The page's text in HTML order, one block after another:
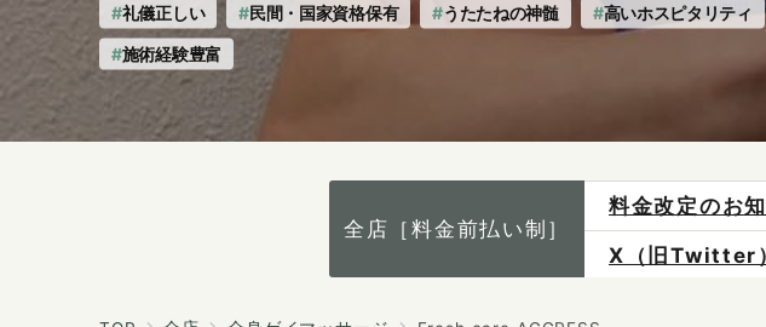
礼儀正しい 民間・国家資格保有 うたたねの神髄 高いホスピタリティ
施術経験豊富
全店［料金前払い制］
X（旧Twitter
ご予約は各店